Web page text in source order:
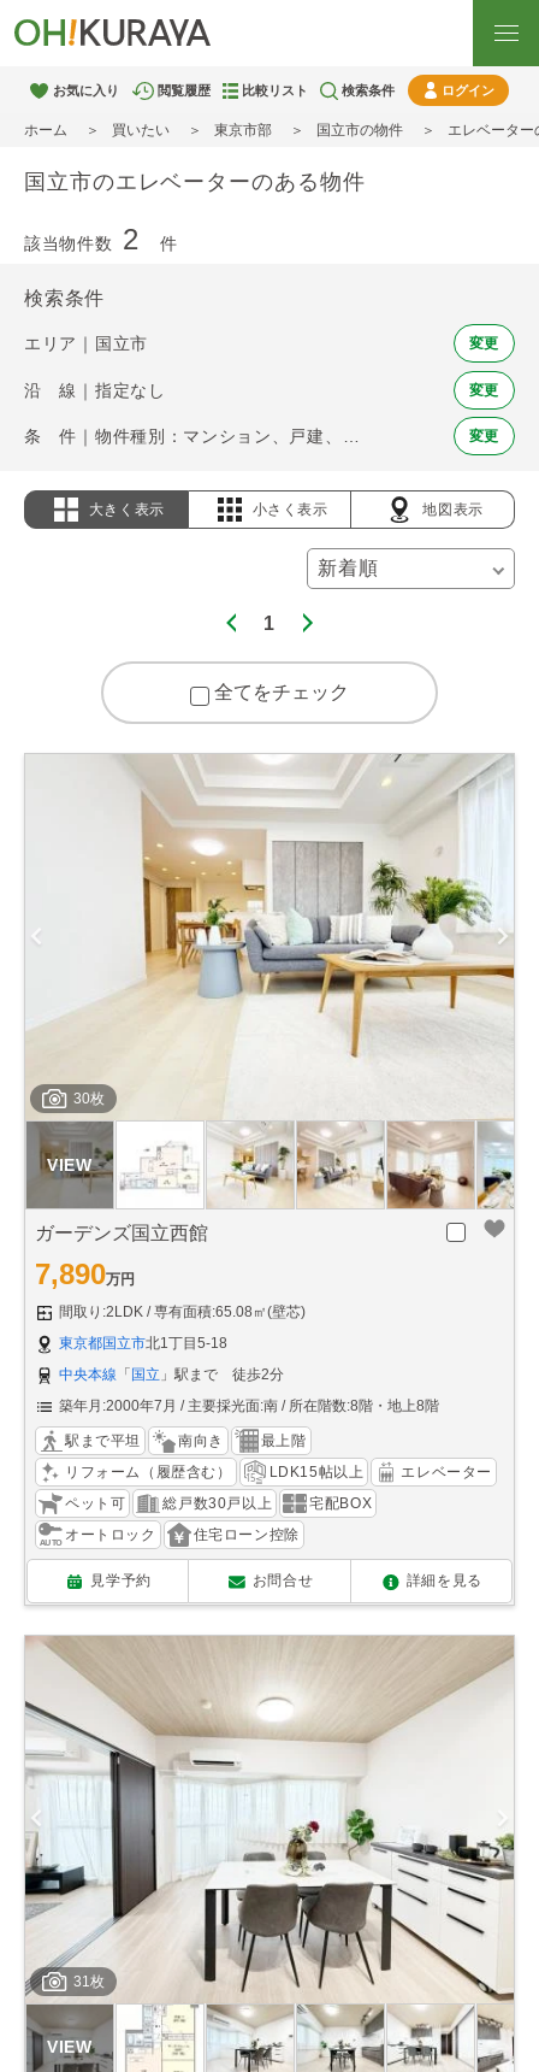
お気に入り 閲覧履歴 比較リスト 検索条件 ログイン
ホーム 買いたい 東京市部 国立市の物件 エレベーター
国立市のエレベーターのある物件
該当物件数 2 件
検索条件
エリア｜国立市 変更
沿 線｜指定なし 変更
変更
大きく表示 小さく表示 地図表示
1
全てをチェック
30枚
ガーデンズ国立西館
7,890万円
間取り:2LDK
専有面積:65.08㎡(壁芯)
東京都国立市北1丁目5-18
中央本線 「 国立 」駅まで 徒歩2分
築年月:2000年7月
主要採光面:南 所在階数:8階・地上8階
駅まで平坦 南向き
最上階
リフォーム（履歴含む）
LDK15帖以上
エレベーター
ペット可
総戸数30戸以上
宅配BOX
オートロック
住宅ローン控除
見学予約 お問合せ 詳細を見る
31枚